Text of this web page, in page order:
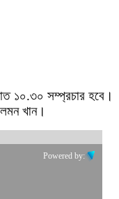
১০.৩০ সম্প্রচার হবে।
খান।
Powered by: